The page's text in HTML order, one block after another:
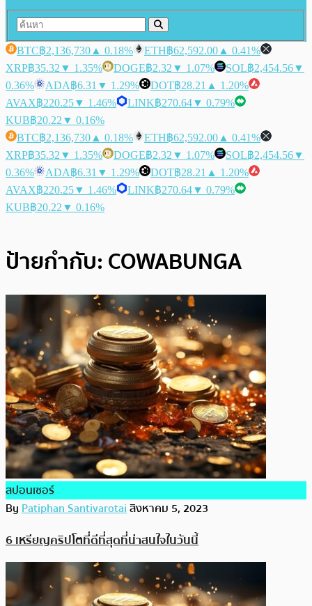
BTC฿2,136,730 ▲ 0.18% ETH฿62,592.00 ▲ 0.41%
XRP฿35.32 ▼ 1.35% DOGE฿2.32 ▼ 1.07% SOL฿2,454.56▼
0.36%
ADA฿6.31 ▼ 1.29% DOT฿28.21 ▲ 1.20%
AVAX฿220.25▼ 1.46% LINK฿270.64▼ 0.79%
KUB฿20.22 ▼ 0.16%
BTC฿2,136,730 ▲ 0.18% ETH฿62,592.00 ▲ 0.41%
XRP฿35.32 ▼ 1.35% DOGE฿2.32 ▼ 1.07% SOL฿2,454.56▼
0.36%
ADA฿6.31 ▼ 1.29% DOT฿28.21 ▲ 1.20%
AVAX฿220.25▼ 1.46% LINK฿270.64▼ 0.79%
KUB฿20.22 ▼ 0.16%
ป้ายกำกับ: COWABUNGA
สปอนเซอร์
ByPatiphan Santivarotaiสิงหาคม 5, 2023
6 เหรียญคริปโตที่ดีที่สุดที่น่าสนใจในวันนี้